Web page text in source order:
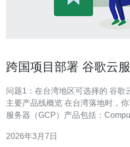
跨国项目部署 谷歌云
问题1：在台湾地区可选择的 谷歌
主要产品线概览 在台湾落地时，
服务器（GCP）产品包括：
数据库）、Cloud Storage（对象
2026年3月7日